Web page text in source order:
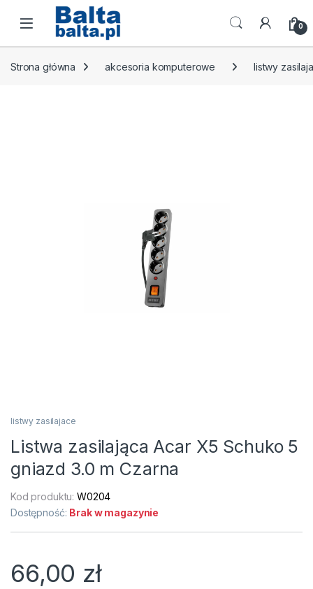
Skip to navigation
Skip to content
Open 0
Strona główna akcesoria komputerowe listwy
listwy zasilajace
Listwa zasilająca Acar X5 Schuko 5
gniazd 3.0 m Czarna
Kod produktu:W0204
Dostępność: Brak w magazynie
66,00 zł